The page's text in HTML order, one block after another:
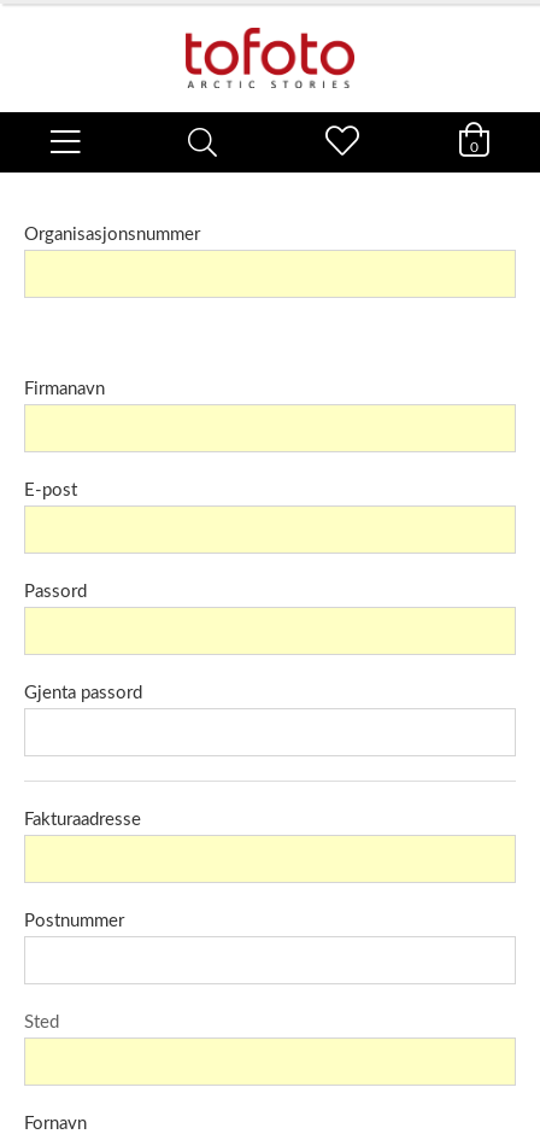
0
Organisasjonsnummer
Firmanavn
E-post
Passord
Gjenta passord
Fakturaadresse
Postnummer
Sted
Fornavn